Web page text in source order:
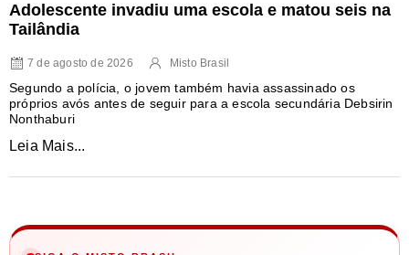
Adolescente invadiu uma escola e matou seis na
Tailândia
7 de agosto de 2026 Misto Brasil
Segundo a polícia, o jovem também havia assassinado os
próprios avós antes de seguir para a escola secundária Debsirin
Nonthaburi
Leia Mais...